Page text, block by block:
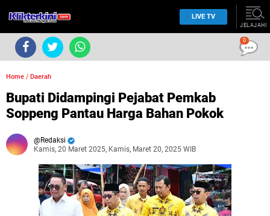
LIVE TV
JELAJAHI
Home / Daerah
Bupati Didampingi Pejabat Pemkab
Soppeng Pantau Harga Bahan Pokok
Redaksi
Kamis, 20 Maret 2025, Kamis, Maret 20, 2025 WIB
0